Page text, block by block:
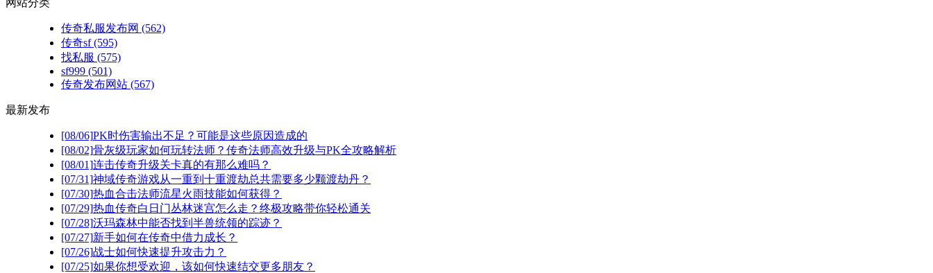
传奇私服发布网 (562)
传奇sf(595)
找私服 (575)
sf999 (501)
传奇发布网站 (567)
最新发布
[08/06]PK时伤害输出不足？可能是这些原因造成的
[08/02]骨灰级玩家如何玩转法师？传奇法师高效升级与PK全攻略解析
[08/01]连击传奇升级关卡真的有那么难吗？
[07/31]神域传奇游戏从一重到十重渡劫总共需要多少颗渡劫丹？
[07/30]热血合击法师流星火雨技能如何获得？
[07/29]热血传奇白日门丛林迷宫怎么走？终极攻略带你轻松通关
[07/28]沃玛森林中能否找到半兽统领的踪迹？
[07/27]新手如何在传奇中借力成长？
[07/26]战士如何快速提升攻击力？
[07/25]如果你想受欢迎，该如何快速结交更多朋友？